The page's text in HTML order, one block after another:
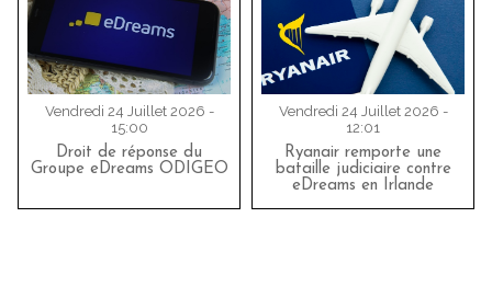
Vendredi 24 Juillet 2026 -
15:00
Droit de réponse du
Groupe eDreams ODIGEO
Vendredi 24 Juillet 2026 -
12:01
Ryanair remporte une
bataille judiciaire contre
eDreams en Irlande